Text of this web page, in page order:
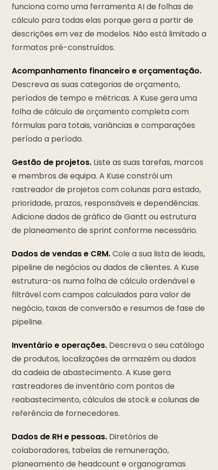
funciona como uma ferramenta AI de folhas de
cálculo para todas elas porque gera a partir de
descrições em vez de modelos. Não está limitado a
formatos pré-construídos.
Acompanhamento financeiro e orçamentação.
Descreva as suas categorias de orçamento,
períodos de tempo e métricas. A Kuse gera uma
folha de cálculo de orçamento completa com
fórmulas para totais, variâncias e comparações
período a período.
Gestão de projetos. Liste as suas tarefas, marcos
e membros de equipa. A Kuse constrói um
rastreador de projetos com colunas para estado,
prioridade, prazos, responsáveis e dependências.
Adicione dados de gráfico de Gantt ou estrutura
de planeamento de sprint conforme necessário.
Dados de vendas e CRM.Cole a sua lista de leads,
pipeline de negócios ou dados de clientes. A Kuse
estrutura-os numa folha de cálculo ordenável e
filtrável com campos calculados para valor de
negócio, taxas de conversão e resumos de fase de
pipeline.
Inventário e operações. Descreva o seu catálogo
de produtos, localizações de armazém ou dados
da cadeia de abastecimento. A Kuse gera
rastreadores de inventário com pontos de
reabastecimento, cálculos de stock e colunas de
referência de fornecedores.
Dados de RH e pessoas. Diretórios de
colaboradores, tabelas de remuneração,
planeamento de headcount e organogramas